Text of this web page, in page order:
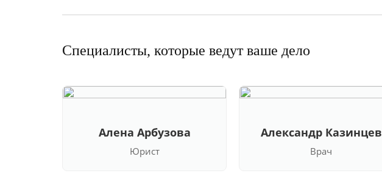
Специалисты, которые ведут ваше дело
Алена Арбузова
Юрист
Александр Казинцев
Врач